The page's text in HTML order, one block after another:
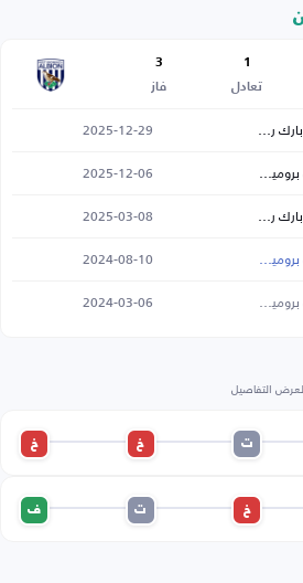
1
تعادل
3
فاز
كوينز بارك رينجرز
2025-12-29
وست بروميتش
2025-12-06
كوينز بارك رينجرز
2025-03-08
وست بروميتش
2024-08-10
وست بروميتش 2024-03-06
التفاصيل
ت خ خ
خ ت ف